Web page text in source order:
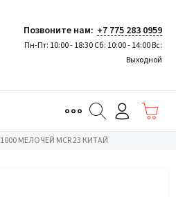
Позвоните нам: +7 775 283 0959
Пн-Пт: 10:00 - 18:30 Сб: 10:00 - 14:00 Вс:
Выходной
1000 МЕЛОЧЕЙ MCR 23 КИТАЙ